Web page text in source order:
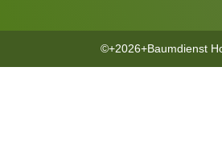
©+2026+Baumdienst